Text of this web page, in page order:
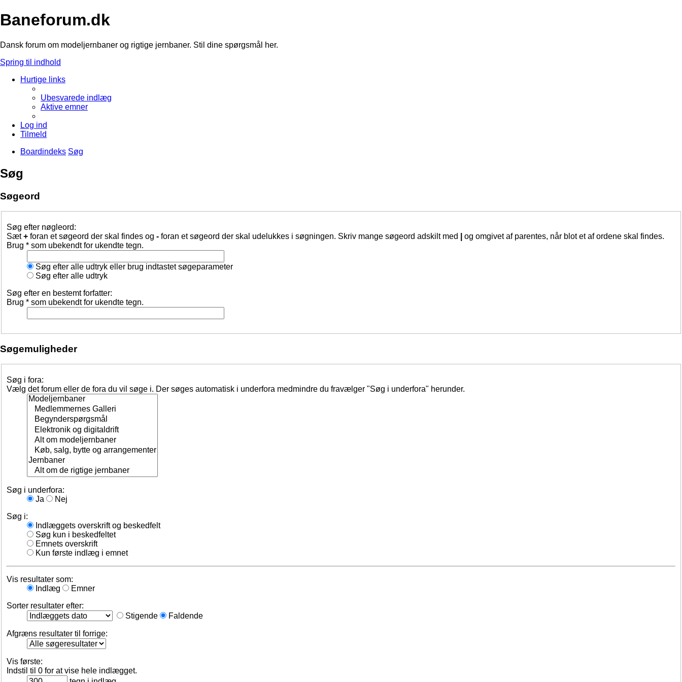
Baneforum.dk
Dansk forum om modeljernbaner og rigtige jernbaner. Stil dine spørgsmål her.
Spring til indhold
Hurtige links
Ubesvarede indlæg
Aktive emner
Log ind
Tilmeld
Boardindeks Søg
Søg
Søgeord
Søg efter nøgleord:
Sæt+ foran et søgeord der skal findes og - foran et søgeord der skal udelukkes i søgningen. Skriv mange søgeord adskilt med
og omgivet af parentes, når blot et af ordene skal findes.
Brug * som ubekendt for ukendte tegn.
Søg efter alle udtryk eller brug indtastet søgeparameter
Søg efter alle udtryk
Søg efter en bestemt forfatter:
Brug * som ubekendt for ukendte tegn.
Søgemuligheder
Søg i fora:
Vælg det forum eller de fora du vil søge i. Der søges automatisk i underfora medmindre du fravælger "Søg i underfora" herunder.
Søg i underfora:
Ja
Nej
Søg i:
Indlæggets overskrift og beskedfelt
Søg kun i beskedfeltet
Emnets overskrift
Kun første indlæg i emnet
Vis resultater som:
Indlæg
Emner
Sorter resultater efter:
Stigende
Faldende
Afgræns resultater til forrige:
Vis første:
Indstil til 0 for at vise hele indlægget.